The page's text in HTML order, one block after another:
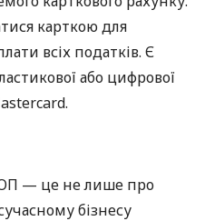
карткою для
всіх податків. Є
або цифрової
— це не лише про
бізнесу